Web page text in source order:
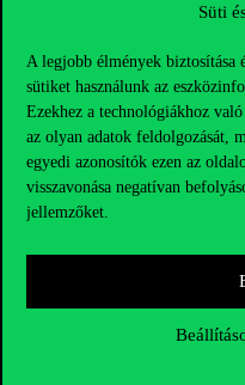
Süti
A legjobb élmények biztosítása
sütiket használunk az
Ezekhez a technológiákhoz
az olyan adatok feldolgozását,
egyedi azonosítók ezen az
visszavonása negatívan
jellemzőket.
Sajtó: press@uni-corvinus.hu
Hasznos linkek